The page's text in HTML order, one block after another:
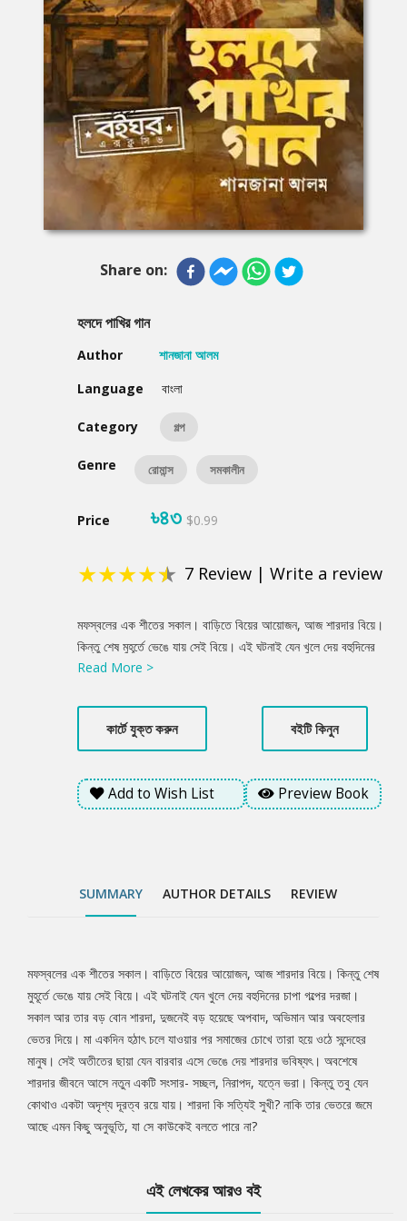
Share on:
হলদে পাখির গান
Author
শানজানা আলম
Language
বাংলা
Category গল্প
Genre রোমান্স সমকালীন
Price ৳৪৩ $0.99
★★★★★ 7 Review | Write a review
Product
Summery
মফস্বলের এক শীতের সকাল। বাড়িতে বিয়ের আয়োজন, আজ শারদার বিয়ে।
কিন্তু শেষ মুহূর্তে ভেঙে যায় সেই বিয়ে। এই ঘটনাই যেন খুলে দেয় বহুদিনের
চাপা গল্পের দরজা। সকাল আর তার বড় বোন শারদা, দুজনেই বড় হয়েছে
পর সমাজের চোখে তারা হয়ে ওঠে সন্দেহের মানুষ। সেই অতীতের ছায়া যেন
বারবার এসে ভেঙে দেয় শারদার ভবিষ্যৎ। অবশেষে শারদার জীবনে আসে নতুন
একটি সংসার- সচ্ছল, নিরাপদ, যত্নে ভরা। কিন্তু তবু যেন কোথাও একটা
অদৃশ্য দূরত্ব রয়ে যায়। শারদা কি সত্যিই সুখী? নাকি তার ভেতরে জমে আছে
এমন কিছু অনুভূতি, যা সে কাউকেই বলতে পারে না?
Read More >
কার্টে যুক্ত করুন বইটি কিনুন
Add to Wish List Preview Book
SUMMARY AUTHOR DETAILS REVIEW
Tab
Article
মফস্বলের এক শীতের সকাল। বাড়িতে বিয়ের আয়োজন, আজ শারদার বিয়ে। কিন্তু শেষ
মুহূর্তে ভেঙে যায় সেই বিয়ে। এই ঘটনাই যেন খুলে দেয় বহুদিনের চাপা গল্পের দরজা।
সকাল আর তার বড় বোন শারদা, দুজনেই বড় হয়েছে অপবাদ, অভিমান আর অবহেলার
ভেতর দিয়ে। মা একদিন হঠাৎ চলে যাওয়ার পর সমাজের চোখে তারা হয়ে ওঠে সন্দেহের
মানুষ। সেই অতীতের ছায়া যেন বারবার এসে ভেঙে দেয় শারদার ভবিষ্যৎ। অবশেষে
শারদার জীবনে আসে নতুন একটি সংসার- সচ্ছল, নিরাপদ, যত্নে ভরা। কিন্তু তবু যেন
কোথাও একটা অদৃশ্য দূরত্ব রয়ে যায়। শারদা কি সত্যিই সুখী? নাকি তার ভেতরে জমে
আছে এমন কিছু অনুভূতি, যা সে কাউকেই বলতে পারে না?
এই লেখকের আরও বই